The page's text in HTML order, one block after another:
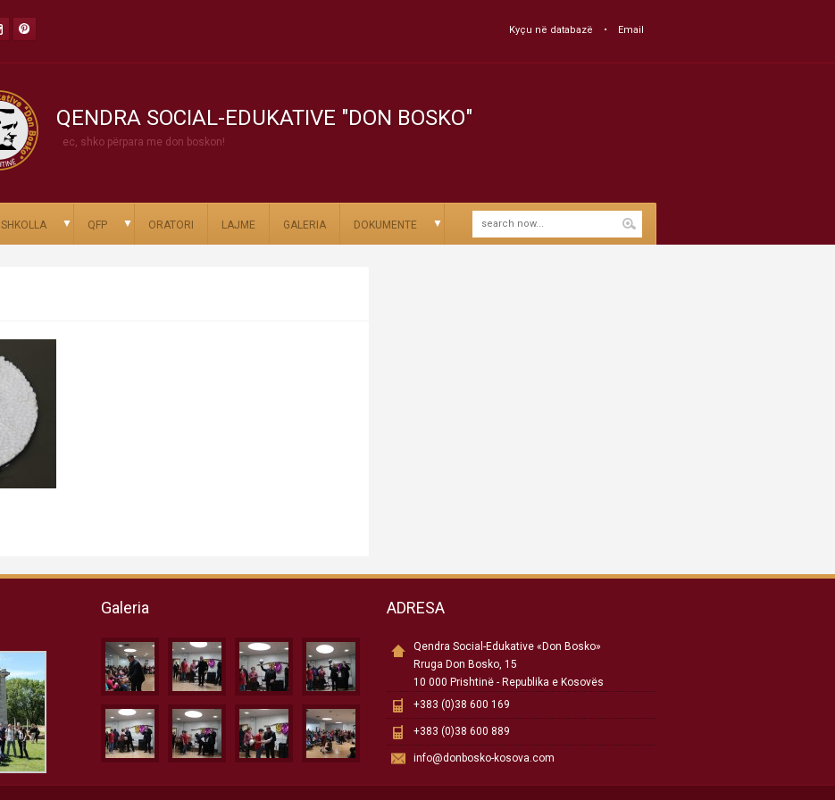
Kyçu në databazë Email
QENDRA SOCIAL-EDUKATIVE "DON BOSKO"
ec, shko përpara me don boskon!
SHKOLLA ▼ QFP ▼ ORATORI LAJME GALERIA DOKUMENTE ▼
Galeria ADRESA
Qendra Social-Edukative «Don Bosko»
Rruga Don Bosko, 15
10 000 Prishtinë - Republika e Kosovës
+383 (0)38 600 169
+383 (0)38 600 889
info@donbosko-kosova.com